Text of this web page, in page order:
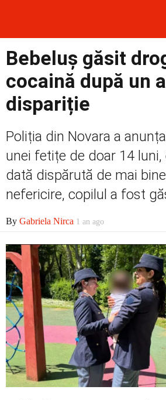
Externe
Social
Economic
Contact
Bebeluș găsit
cocaină după un
dispariție
Poliția din Novara a
unei fetițe de doar 14
dată dispărută de mai
nefericire, copilul a fost
By Gabriela Nirca 1 an ago